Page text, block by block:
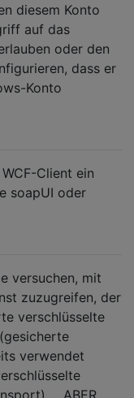
diesem Konto
auf das
oder den
dass er
Konto
Client ein
soapUI oder
versuchen, mit
zuzugreifen, der
verschlüsselte
verwendet